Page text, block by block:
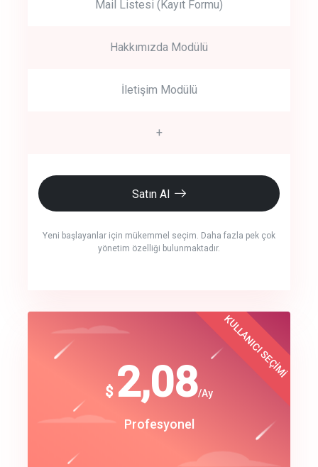
Mail Listesi (Kayıt Formu)
Hakkımızda Modülü
İletişim Modülü
+
Satın Al
Yeni başlayanlar için mükemmel seçim. Daha fazla pek çok
yönetim özelliği bulunmaktadır.
crm auto cync
track energy costs
$ 2,08/Ay
Profesyonel
KULLANICI SEÇİMİ
$
180
Start Up
Best Choice